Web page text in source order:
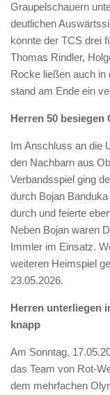
Graupelschauern
deutlichen
konnte der TCS drei
Thomas Rindler,
Rocke ließen auch in
stand am Ende ein
Herren 50
Im Anschluss an die
den Nachbarn aus
Verbandsspiel ging
durch Bojan
durch und feierte
Neben Bojan waren
Immler im Einsatz.
weiteren Heimspiel
23.05.2026.
Herren unterliegen
knapp
Am Sonntag,
das Team von Rot-
dem mehrfachen